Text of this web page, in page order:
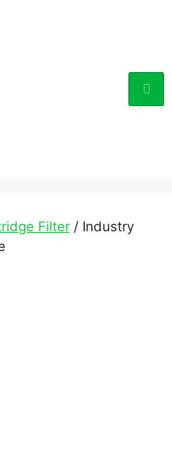
Filter / Industry